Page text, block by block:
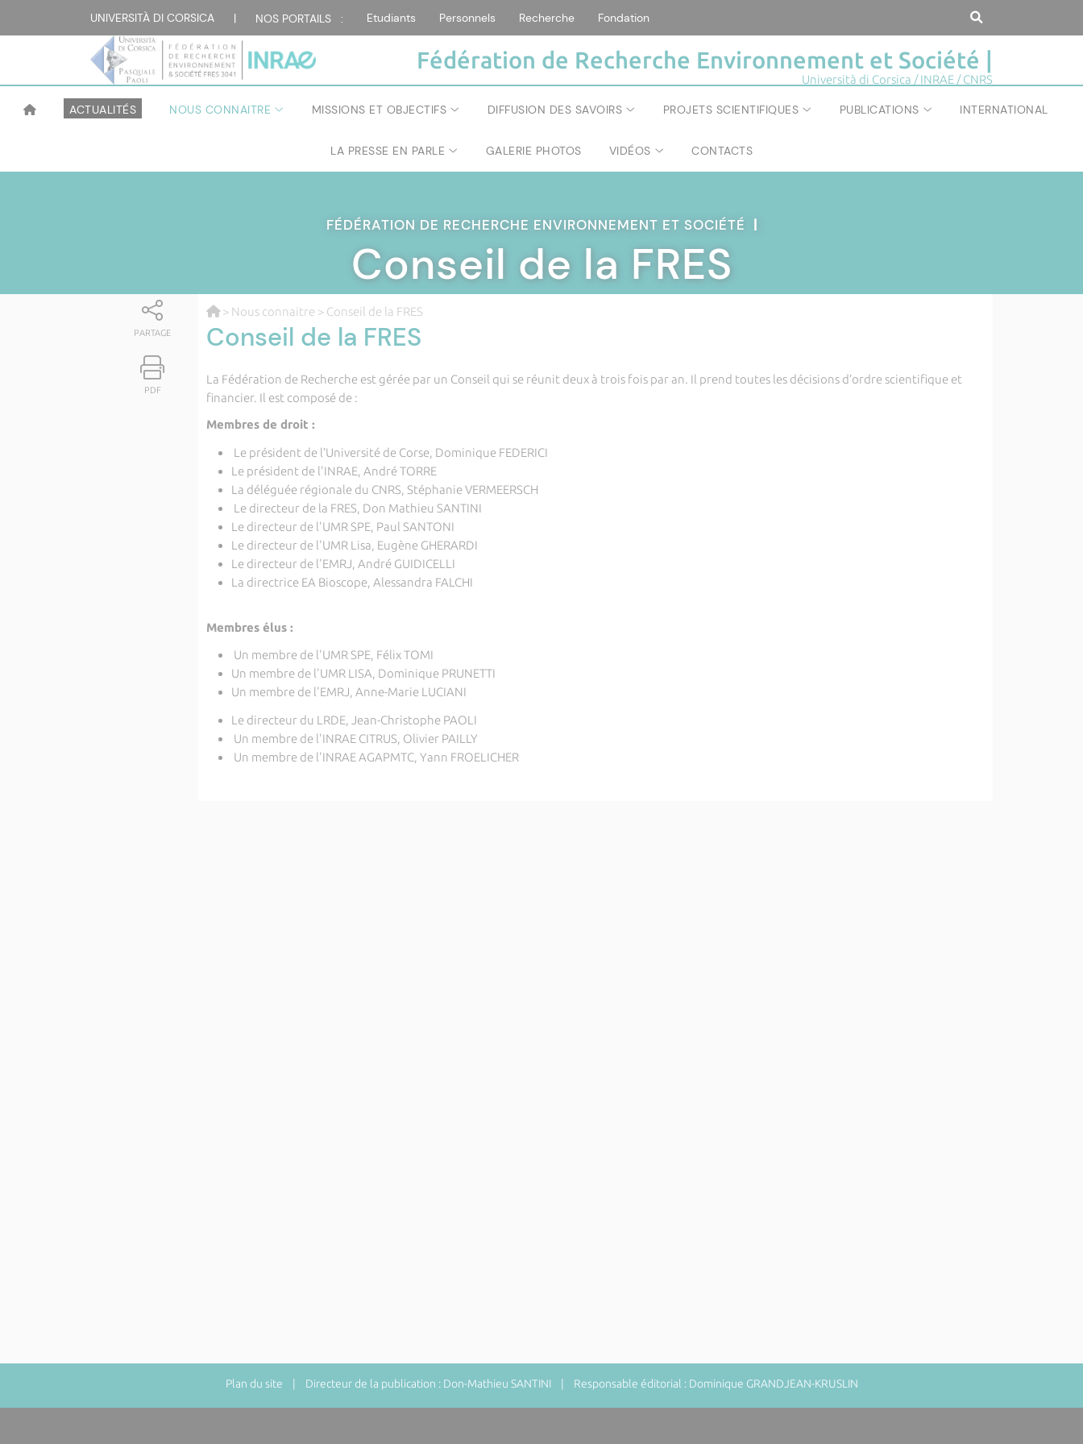
UNIVERSITÀ DI CORSICA | NOS PORTAILS : Etudiants Personnels Recherche Fondation
Fédération de Recherche Environnement et Société |
Università di Corsica / INRAE / CNRS
ACTUALITÉS NOUS CONNAITRE MISSIONS ET OBJECTIFS DIFFUSION DES SAVOIRS PROJETS SCIENTIFIQUES PUBLICATIONS INTERNATIONAL
LA PRESSE EN PARLE GALERIE PHOTOS VIDÉOS CONTACTS
FÉDÉRATION DE RECHERCHE ENVIRONNEMENT ET SOCIÉTÉ |
Conseil de la FRES
PARTAGE
PDF
> Nous connaitre > Conseil de la FRES
Conseil de la FRES
La Fédération de Recherche est gérée par un Conseil qui se réunit deux à trois fois par an. Il prend toutes les décisions d’ordre scientifique et
financier. Il est composé de :
Membres de droit :
Le président de l’Université de Corse, Dominique FEDERICI
Le président de l'INRAE, André TORRE
La déléguée régionale du CNRS, Stéphanie VERMEERSCH
Le directeur de la FRES, Don Mathieu SANTINI
Le directeur de l'UMR SPE, Paul SANTONI
Le directeur de l'UMR Lisa, Eugène GHERARDI
Le directeur de l'EMRJ, André GUIDICELLI
La directrice EA Bioscope, Alessandra FALCHI
Membres élus :
Un membre de l'UMR SPE, Félix TOMI
Un membre de l'UMR LISA, Dominique PRUNETTI
Un membre de l'EMRJ, Anne-Marie LUCIANI
Le directeur du LRDE, Jean-Christophe PAOLI
Un membre de l'INRAE CITRUS, Olivier PAILLY
Un membre de l'INRAE AGAPMTC, Yann FROELICHER
Plan du site | Directeur de la publication : Don-Mathieu SANTINI | Responsable éditorial : Dominique GRANDJEAN-KRUSLIN